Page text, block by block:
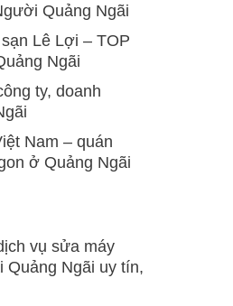
Quảng Ngãi
Lê Lợi – TOP
Ngãi
ty, doanh
Nam – quán
ở Quảng Ngãi
vụ sửa máy
Quảng Ngãi uy tín,